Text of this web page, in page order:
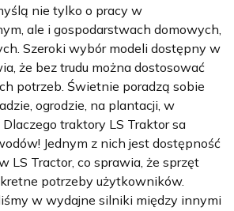
nie tylko o pracy w
ale i gospodarstwach domowych,
Szeroki wybór modeli dostępny w
że bez trudu można dostosować
potrzeb. Świetnie poradzą sobie
ogrodzie, na plantacji, w
traktory LS Traktor sa
Jednym z nich jest dostępność
LS Tractor, co sprawia, że sprzęt
potrzeby użytkowników.
w wydajne silniki między innymi